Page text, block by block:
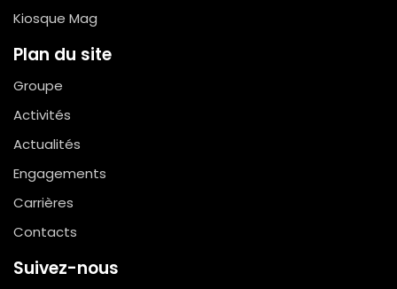
Kiosque Mag
Plan du site
Groupe
Activités
Actualités
Engagements
Carrières
Contacts
Suivez-nous